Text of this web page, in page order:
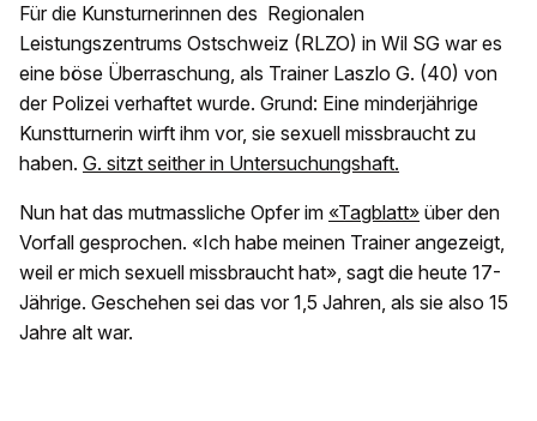
Für die Kunsturnerinnen des Regionalen
Leistungszentrums Ostschweiz (RLZO) in Wil SG war es
eine böse Überraschung, als Trainer Laszlo G. (40) von
der Polizei verhaftet wurde. Grund: Eine minderjährige
Kunstturnerin wirft ihm vor, sie sexuell missbraucht zu
haben. G. sitzt seither in Untersuchungshaft.
Nun hat das mutmassliche Opfer im «Tagblatt» über den
Vorfall gesprochen. «Ich habe meinen Trainer angezeigt,
weil er mich sexuell missbraucht hat», sagt die heute 17-
Jährige. Geschehen sei das vor 1,5 Jahren, als sie also 15
Jahre alt war.